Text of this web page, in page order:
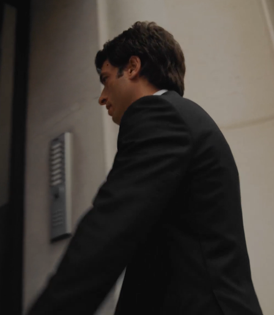
Grupo Conceito
A Conceito nasceu em 1982 com o
ímpeto de prestar serviços em
outsourcing nas áreas de Contabilidade,
Fiscalidade, Recursos Humanos,
Tesouraria e Apoio Geral à Gestão.
Há mais de 40 anos que marcamos a
diferença com um posicionamento
nacional e além fronteiras. Somos uma
empresa familiar, líder nacional na
prestação de serviços de outsourcing
com capital 100% nacional.
O Grupo Conceito detém escritórios em
Lisboa, Porto, Malveira (Mafra), Setúbal,
Loulé e Funchal (Madeira).